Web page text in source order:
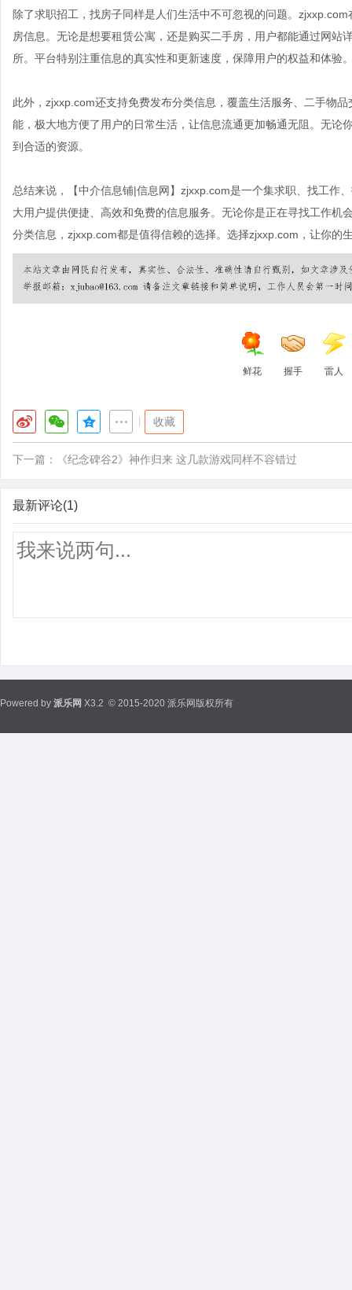
除了求职招工，找房子同样是人们生活中不可忽视的问题。
房信息。无论是想要租赁公寓，还是购买二手房，用户都能通过网
所。平台特别注重信息的真实性和更新速度，保障用户的权益和体验
此外，zjxxp.com还支持免费发布分类信息，覆盖生活服务、二手物
能，极大地方便了用户的日常生活，让信息流通更加畅通无阻。无论
到合适的资源。
总结来说，【中介信息铺|信息网】zjxxp.com是一个集求职、找工作
大用户提供便捷、高效和免费的信息服务。无论你是正在寻找工作
分类信息，zjxxp.com都是值得信赖的选择。选择zjxxp.com，让你的
鲜花 握手 雷人
收藏
下一篇： 《纪念碑谷2》神作归来 这几款游戏同样不容错过
最新评论(1)
Powered by 派乐网 X3.2 © 2015-2020 派乐网版权所有